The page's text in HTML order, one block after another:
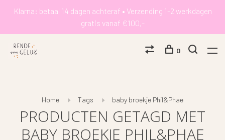
Klarna: betaal 14 dagen achteraf • Verzending 1-2 werkdagen
gratis vanaf €100,-
0
Home Tags baby broekje Phil&Phae
PRODUCTEN GETAGD MET
BABY BROEKJE PHIL&PHAE